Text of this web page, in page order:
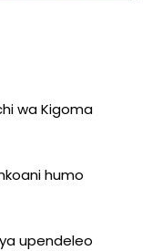
wa Kigoma
humo
upendeleo